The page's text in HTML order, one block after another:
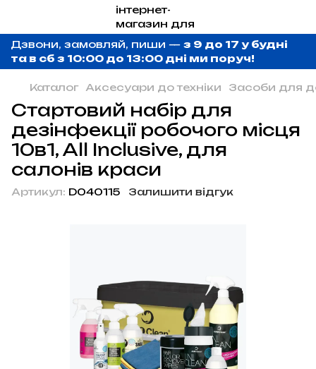
Дзвони, замовляй, пиши — з 9 до 17 у будні
та в сб з 10:00 до 13:00 дні ми поруч!
Каталог Аксесуари до техніки Засоби для
Стартовий набір для
дезінфекції робочого місця
10в1, All Inclusive, для
салонів краси
Артикул: D040115 Залишити відгук